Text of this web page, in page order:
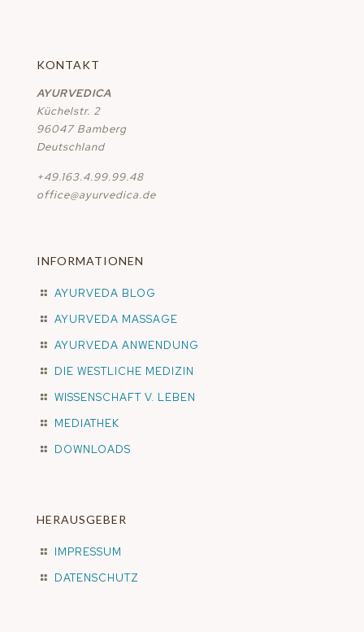
KONTAKT
AYURVEDICA
Küchelstr. 2
96047 Bamberg
Deutschland
+49.163.4.99.99.48
office@ayurvedica.de
INFORMATIONEN
AYURVEDA BLOG
AYURVEDA MASSAGE
AYURVEDA ANWENDUNG
DIE WESTLICHE MEDIZIN
WISSENSCHAFT V. LEBEN
MEDIATHEK
DOWNLOADS
HERAUSGEBER
IMPRESSUM
DATENSCHUTZ